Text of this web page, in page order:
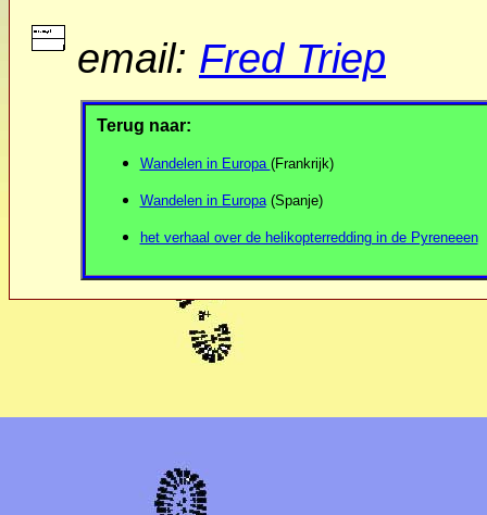
email: Fred Triep
Terug naar:
Wandelen in Europa (Frankrijk)
Wandelen in Europa(Spanje)
het verhaal over de helikopterredding in de Pyreneeen